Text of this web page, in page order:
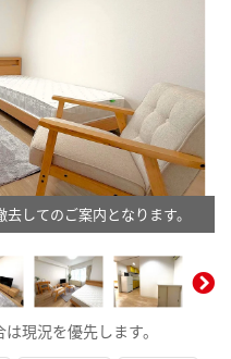
してのご案内となります。
現況を優先します。